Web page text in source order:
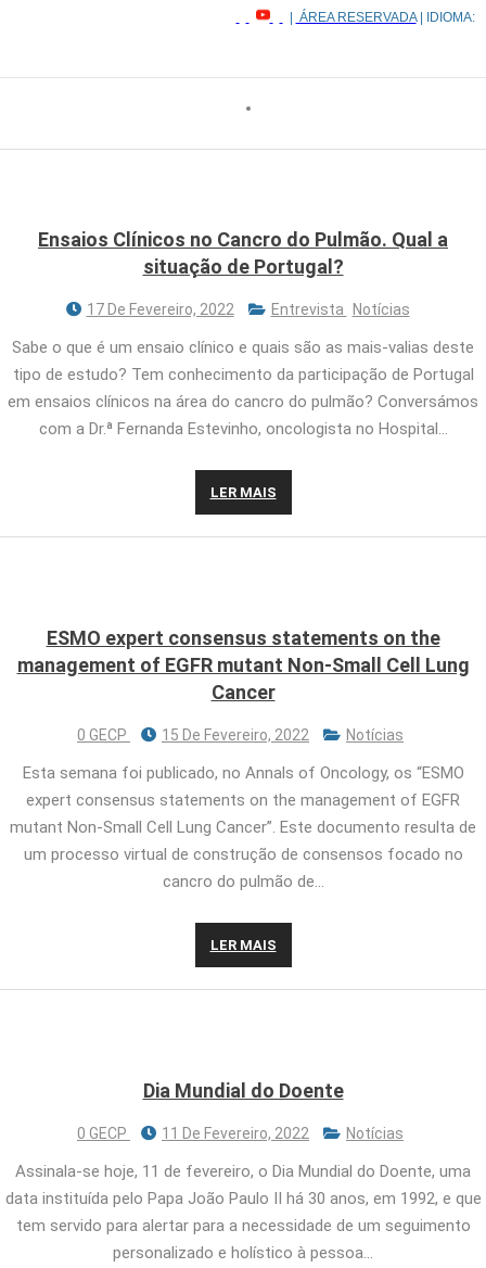
ÁREA RESERVADA| IDIOMA:
Ensaios Clínicos no Cancro do Pulmão. Qual a
situação de Portugal?
17 De Fevereiro, 2022 Entrevista Notícias
Sabe o que é um ensaio clínico e quais são as mais-valias deste
tipo de estudo? Tem conhecimento da participação de Portugal
em ensaios clínicos na área do cancro do pulmão? Conversámos
com a Dr.ª Fernanda Estevinho, oncologista no Hospital…
LER MAIS
ESMO expert consensus statements on the
management of EGFR mutant Non-Small Cell Lung
Cancer
0 GECP 15 De Fevereiro, 2022 Notícias
Esta semana foi publicado, no Annals of Oncology, os “ESMO
expert consensus statements on the management of EGFR
mutant Non-Small Cell Lung Cancer”. Este documento resulta de
um processo virtual de construção de consensos focado no
cancro do pulmão de…
LER MAIS
Dia Mundial do Doente
0 GECP 11 De Fevereiro, 2022 Notícias
Assinala-se hoje, 11 de fevereiro, o Dia Mundial do Doente, uma
data instituída pelo Papa João Paulo II há 30 anos, em 1992, e que
tem servido para alertar para a necessidade de um seguimento
personalizado e holístico à pessoa…